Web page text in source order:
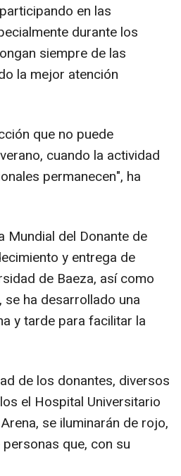
en las
durante los
siempre de las
la mejor atención
que no puede
cuando la actividad
permanecen", ha
Mundial del Donante de
y entrega de
de Baeza, así como
ha desarrollado una
y tarde para facilitar la
de los donantes, diversos
el Hospital Universitario
se iluminarán de rojo,
que, con su